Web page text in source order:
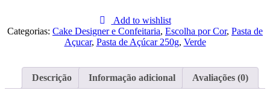
Açúcar
Verde
Add to wishlist
Categorias: Cake Designer e Confeitaria, Escolha por Cor, Pasta de
Açucar, Pasta de Açúcar 250g, Verde
Descrição Informação adicional Avaliações (0)